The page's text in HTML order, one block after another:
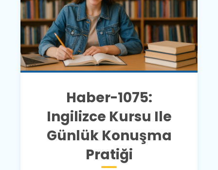
Haber-1075:
Ingilizce Kursu Ile
Günlük Konuşma
Pratiği